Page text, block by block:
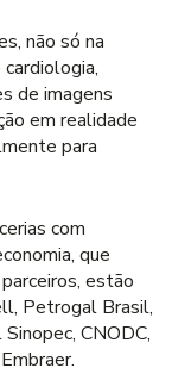
não só na
de imagens
em realidade
para
com
que
estão
Petrogal Brasil,
CNODC,